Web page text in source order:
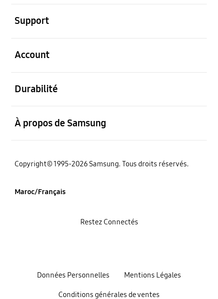
Support
Account
Durabilité
À propos de Samsung
Copyright© 1995-2026 Samsung. Tous droits réservés.
Maroc/Français
Données Personnelles Mentions Légales
Conditions générales de ventes
Restez Connectés